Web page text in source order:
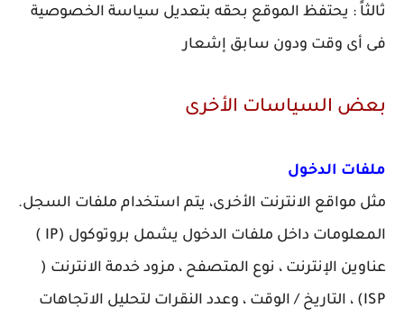
ثالثاً : يحتفظ الموقع بحقه بتعديل سياسة الخصوصية
فى أى وقت ودون سابق إشعار
بعض السياسات الأخرى
ملفات الدخول
مثل مواقع الانترنت الأخرى، يتم استخدام ملفات السجل.
المعلومات داخل ملفات الدخول يشمل بروتوكول (IP )
عناوين الإنترنت ، نوع المتصفح ، مزود خدمة الانترنت (
ISP) ، التاريخ / الوقت ، وعدد النقرات لتحليل الاتجاهات